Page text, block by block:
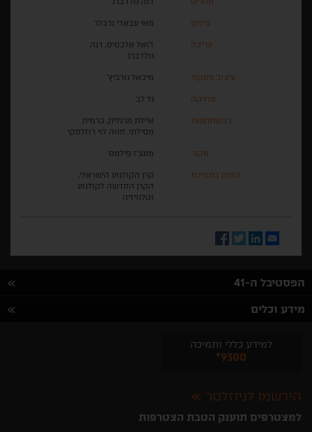
צילום מאי עבאדי גרבלר
עריכה
ז'ואל אלכסיס, דנה
גולדברג
עיצוב פסקול מיכאל גורביץ'
מוזיקה גל לב
בהשתתפות
איילת מרגלית, כרמית
מסילתי, חווה לוי רוזלסקי
מקור מונצ'ז פילמס
הופק בתמיכת
קרן הקולנוע הישראלי,
הקרן החדשה לקולנוע
וטלוויזיה
Email
LinkedIn
Twitter
Facebook
הפסטיבל ה-41
מידע וכלים
למידע כללי ותמיכה
*9300
הירשמו לניוזלטר
למצטרפים תוענק הטבת הצטרפות